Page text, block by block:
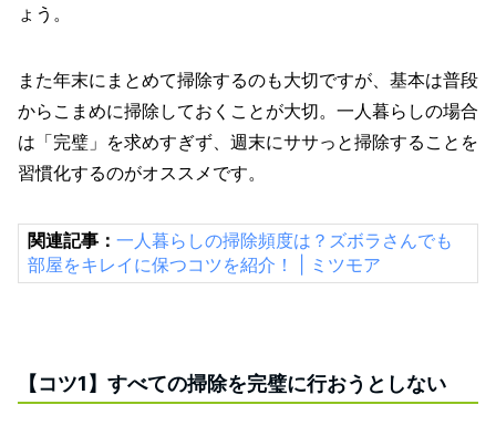
ょう。
また年末にまとめて掃除するのも大切ですが、基本は普段
からこまめに掃除しておくことが大切。一人暮らしの場合
は「完璧」を求めすぎず、週末にササっと掃除することを
習慣化するのがオススメです。
関連記事： 一人暮らしの掃除頻度は？ズボラさんでも
部屋をキレイに保つコツを紹介！ | ミツモア
【コツ1】すべての掃除を完璧に行おうとしない